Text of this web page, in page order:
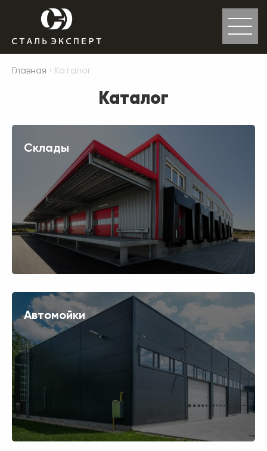
Главная › Каталог
Каталог
Склады
Автомойки